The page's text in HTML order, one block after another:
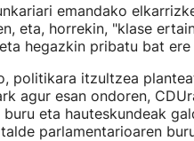
emandako
eta, horrekin, "klase
hegazkin pribatu bat ere
politikara itzultzea
agur esan ondoren,
eta hauteskundeak
parlamentarioaren